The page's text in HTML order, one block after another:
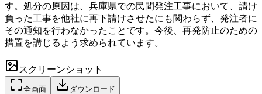
す。処分の原因は、兵庫県での民間発注工事において、請け
負った工事を他社に再下請けさせたにも関わらず、発注者に
その通知を行わなかったことです。今後、再発防止のための
措置を講じるよう求められています。
スクリーンショット
全画面 ダウンロード